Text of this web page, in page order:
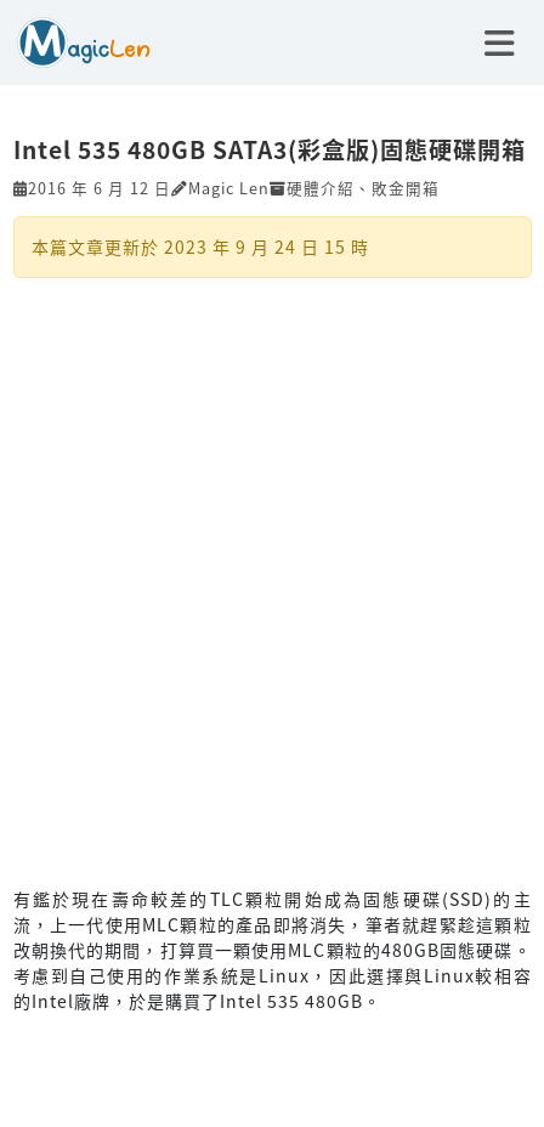
Intel 535 480GB SATA3(彩盒版)固態硬碟開箱
2016 年 6 月 12 日 Magic Len 硬體介紹 、 敗金開箱
本篇文章更新於 2023 年 9 月 24 日 15 時
有鑑於現在壽命較差的TLC顆粒開始成為固態硬碟(SSD)的主
流，上一代使用MLC顆粒的產品即將消失，筆者就趕緊趁這顆粒
改朝換代的期間，打算買一顆使用MLC顆粒的480GB固態硬碟。
考慮到自己使用的作業系統是Linux，因此選擇與Linux較相容
的Intel廠牌，於是購買了Intel 535 480GB。